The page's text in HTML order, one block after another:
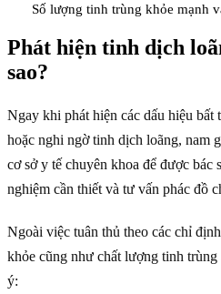
Số lượng tinh trùng khỏe mạnh
Phát hiện tinh dịch
sao?
Ngay khi phát hiện các dấu hiệu
hoặc nghi ngờ tinh dịch loãng, nam
cơ sở y tế chuyên khoa để được bác
nghiệm cần thiết và tư vấn phác đồ
Ngoài việc tuân thủ theo các chỉ
khỏe cũng như chất lượng tinh
ý: